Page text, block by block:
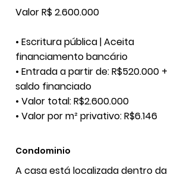
Valor R$ 2.600.000
• Escritura pública | Aceita
financiamento bancário
• Entrada a partir de: R$520.000 +
saldo financiado
• Valor total: R$2.600.000
• Valor por m² privativo: R$6.146
Condominio
A casa está localizada dentro da